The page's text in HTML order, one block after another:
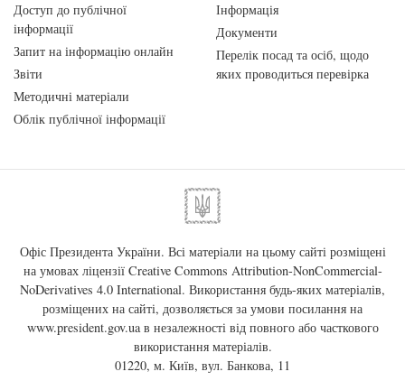
Доступ до публічної
інформації
Запит на інформацію онлайн
Звіти
Методичні матеріали
Облік публічної інформації
Інформація
Документи
Перелік посад та осіб, щодо
яких проводиться перевірка
Офіс Президента України. Всі матеріали на цьому сайті розміщені
на умовах ліцензії Creative Commons Attribution-NonCommercial-
NoDerivatives 4.0 International. Використання будь-яких матеріалів,
розміщених на сайті, дозволяється за умови посилання на
www.president.gov.uaв незалежності від повного або часткового
використання матеріалів.
01220, м. Київ, вул. Банкова, 11